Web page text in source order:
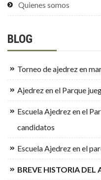
Quienes somos
BLOG
Torneo de ajedrez en
Ajedrez en el Parque
Escuela Ajedrez en el
candidatos
Escuela Ajedrez en el
BREVE HISTORIA DEL